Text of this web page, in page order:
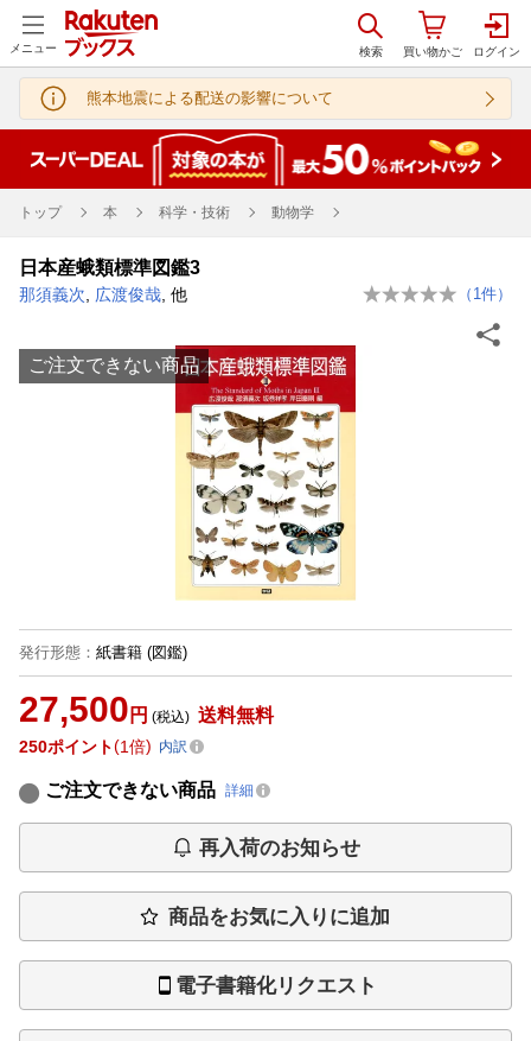
メニュー
熊本地震による配送の影響について
トップ 本 科学・技術 動物学
日本産蛾類標準図鑑3
那須義次 広渡俊哉 , 他 （ 1 件）
ご注文できない商品
発行形態 ： 紙書籍 (図鑑)
27,500 円 (税込) 送料無料
250ポイント 1倍 内訳
ご注文できない商品 詳細
再入荷のお知らせ
商品をお気に入りに追加
電子書籍化リクエスト